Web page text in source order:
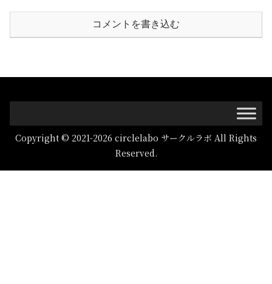
コメントを書き込む
Copyright © 2021-2026 circlelabo サークルラボ All Rights
Reserved.